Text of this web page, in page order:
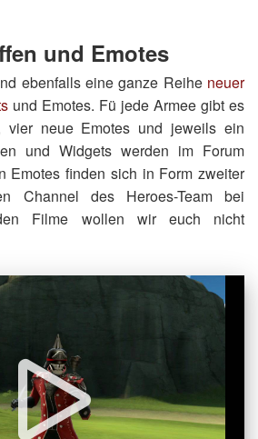
und Emotes
ebenfalls eine ganze Reihe neuer
und Emotes. Fü jede Armee gibt es
vier neue Emotes und jeweils ein
und Widgets werden im Forum
Emotes finden sich in Form zweiter
Channel des Heroes-Team bei
Filme wollen wir euch nicht